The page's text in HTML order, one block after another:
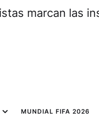
MUNDIAL FIFA 2026